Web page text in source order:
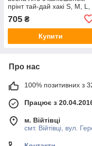
прінт тай-дай хакі S, M, L,
705 ₴
Купити
Про нас
100% позитивних з 32
Працює з
м. Війтівці
смт. Війтівці, вул.